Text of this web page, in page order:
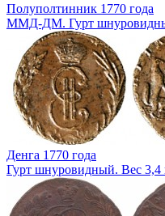
Полуполтинник 1770 года
ММД-ДМ. Гурт
Денга 1770 года
Гурт шнуровидный. Вес 3,4